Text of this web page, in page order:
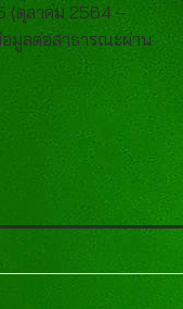
(ตุลาคม 2564 –
มูลต่อสาธารณะผ่าน